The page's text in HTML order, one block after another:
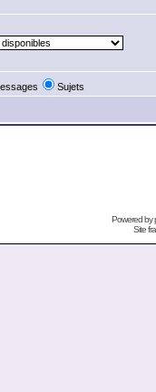
Sujets
Powered by
Site